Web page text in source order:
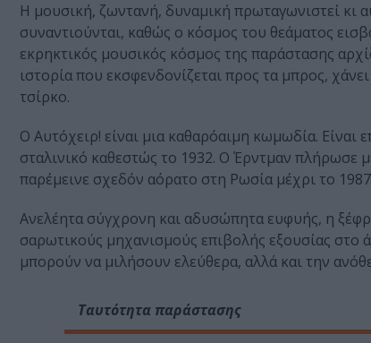
Η μουσική, ζωντανή, δυναμική πρωταγωνιστεί κι
συναντιούνται, καθώς ο κόσμος του θεάματος
εκρηκτικός μουσικός κόσμος της παράστασης
ιστορία που εκσφενδονίζεται προς τα μπρος,
τσίρκο.
Ο Αυτόχειρ! είναι μια καθαρόαιμη κωμωδία.
σταλινικό καθεστώς το 1932. Ο Έρντμαν πλήρωσε
παρέμεινε σχεδόν αόρατο στη Ρωσία μέχρι το
Ανελέητα σύγχρονη και αδυσώπητα ευφυής, η
σαρωτικούς μηχανισμούς επιβολής εξουσίας στο
μπορούν να μιλήσουν ελεύθερα, αλλά και την
Ταυτότητα παράστασης